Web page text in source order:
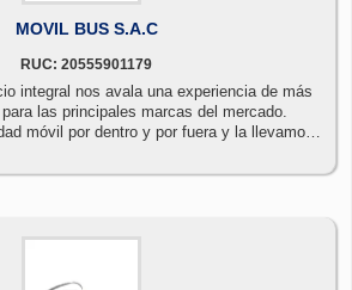
MOVIL BUS S.A.C
RUC: 20555901179
integral nos avala una experiencia de más
las principales marcas del mercado.
móvil por dentro y por fuera y la llevamos
tenemos muchos argumentos